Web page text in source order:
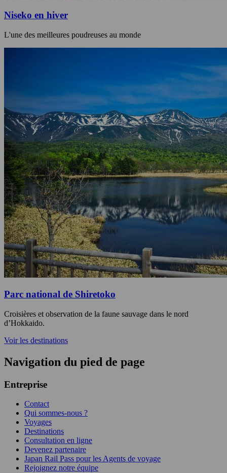
Niseko en hiver
L'une des meilleures poudreuses au monde
Parc national de Shiretoko
Croisières et observation de la faune sauvage dans le nord
d’Hokkaido.
Voir les destinations
Navigation du pied de page
Entreprise
Contact
Qui sommes-nous ?
Voyages
Destinations
Consultation en ligne
Devenez partenaire
Japan Rail Pass pour les Agents de voyage
Rejoignez notre équipe